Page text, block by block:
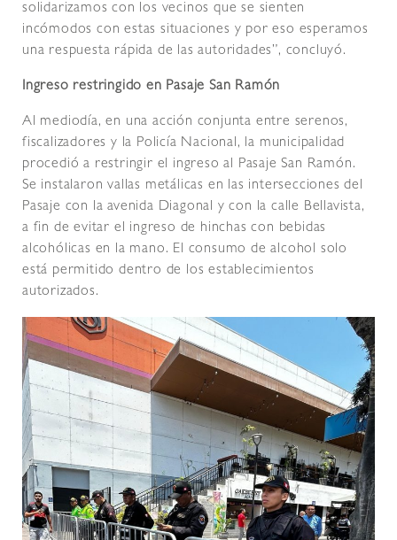
solidarizamos con los vecinos que se sienten
incómodos con estas situaciones y por eso esperamos
una respuesta rápida de las autoridades”, concluyó.
Ingreso restringido en Pasaje San Ramón
Al mediodía, en una acción conjunta entre serenos,
fiscalizadores y la Policía Nacional, la municipalidad
procedió a restringir el ingreso al Pasaje San Ramón.
Se instalaron vallas metálicas en las intersecciones del
Pasaje con la avenida Diagonal y con la calle Bellavista,
a fin de evitar el ingreso de hinchas con bebidas
alcohólicas en la mano. El consumo de alcohol solo
está permitido dentro de los establecimientos
autorizados.